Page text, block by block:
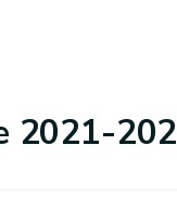
2021-